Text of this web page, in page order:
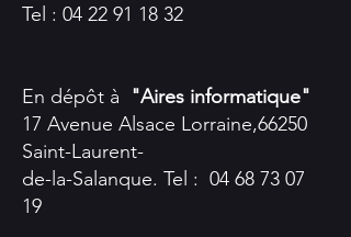
Tel : 04 22 91 18 32
En dépôt à "Aires informatique"
17 Avenue Alsace Lorraine,66250
Saint-Laurent-
de-la-Salanque. Tel : 04 68 73 07
19